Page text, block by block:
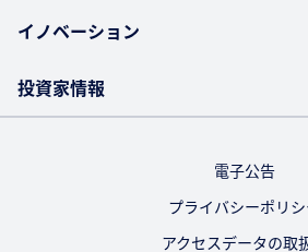
イノベーション
投資家情報
電子公告
プライバシーポリ
アクセスデータの取